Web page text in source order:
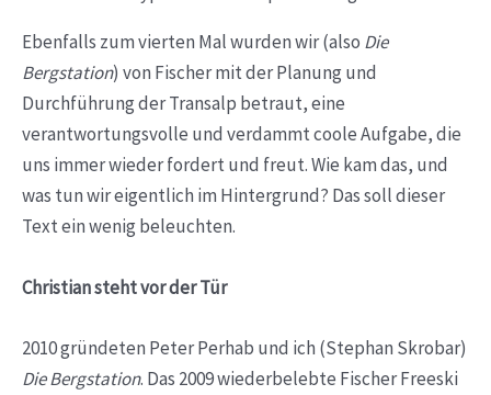
Ebenfalls zum vierten Mal wurden wir (also Die
Bergstation) von Fischer mit der Planung und
Durchführung der Transalp betraut, eine
verantwortungsvolle und verdammt coole Aufgabe, die
uns immer wieder fordert und freut. Wie kam das, und
was tun wir eigentlich im Hintergrund? Das soll dieser
Text ein wenig beleuchten.
Christian steht vor der Tür
2010 gründeten Peter Perhab und ich (Stephan Skrobar)
Die Bergstation. Das 2009 wiederbelebte Fischer Freeski